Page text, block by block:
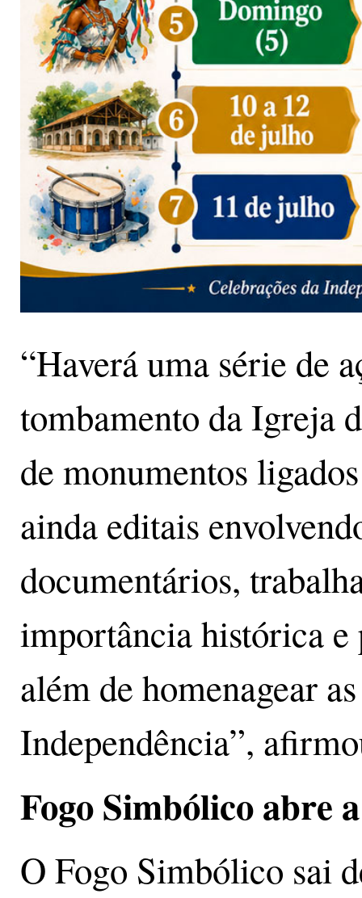
“Haverá uma série de
tombamento da Igreja
de monumentos
ainda editais
documentários,
importância histórica
além de homenagear
Independência”,
Fogo Simbólico abre
O Fogo Simbólico sai